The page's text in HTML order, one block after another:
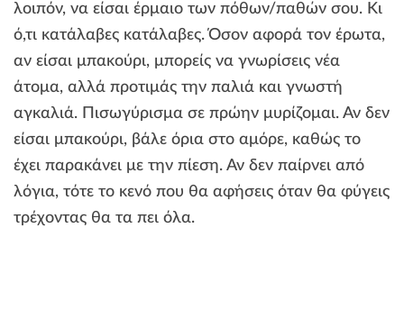
λοιπόν, να είσαι έρμαιο των πόθων/παθών σου. Κι
ό,τι κατάλαβες κατάλαβες. Όσον αφορά τον έρωτα,
αν είσαι μπακούρι, μπορείς να γνωρίσεις νέα
άτομα, αλλά προτιμάς την παλιά και γνωστή
αγκαλιά. Πισωγύρισμα σε πρώην μυρίζομαι. Αν δεν
είσαι μπακούρι, βάλε όρια στο αμόρε, καθώς το
έχει παρακάνει με την πίεση. Αν δεν παίρνει από
λόγια, τότε το κενό που θα αφήσεις όταν θα φύγεις
τρέχοντας θα τα πει όλα.